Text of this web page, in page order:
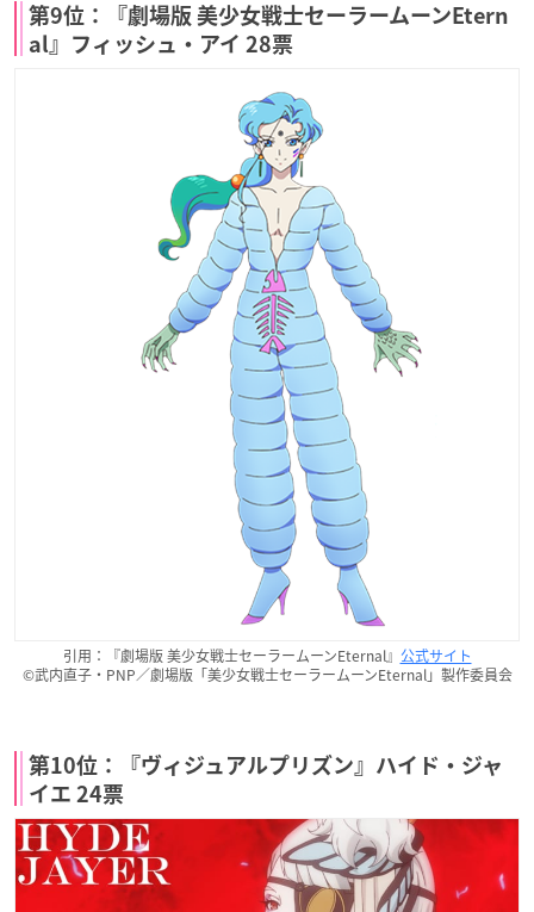
第9位：『劇場版 美少女戦士セーラームーンEtern
al』フィッシュ・アイ 28票
引用：『劇場版 美少女戦士セーラームーンEternal』 公式サイト
©武内直子・PNP／劇場版「美少女戦士セーラームーンEternal」製作委員会
第10位：『ヴィジュアルプリズン』ハイド・ジャ
イエ 24票